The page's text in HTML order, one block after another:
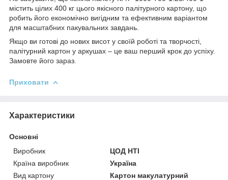
містить цілих 400 кг цього якісного палітурного картону, що
робить його економічно вигідним та ефективним варіантом
для масштабних пакувальних завдань.
Якщо ви готові до нових висот у своїй роботі та творчості,
палітурний картон у аркушах – це ваш перший крок до успіху.
Замовте його зараз.
Приховати
Характеристики
Основні
Виробник
ЦОД НТІ
Країна виробник
Україна
Вид картону
Картон макулатурний